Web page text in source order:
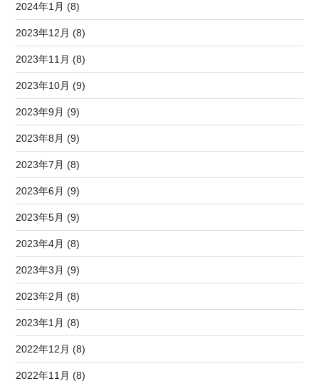
2024年1月 (8)
2023年12月 (8)
2023年11月 (8)
2023年10月 (9)
2023年9月 (9)
2023年8月 (9)
2023年7月 (8)
2023年6月 (9)
2023年5月 (9)
2023年4月 (8)
2023年3月 (9)
2023年2月 (8)
2023年1月 (8)
2022年12月 (8)
2022年11月 (8)